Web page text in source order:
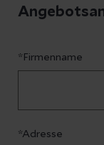
*Firmenname
*Adresse